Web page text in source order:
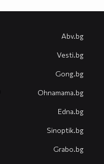
Abv.bg
Vesti.bg
Gong.bg
Оhnamama.bg
Edna.bg
Sinoptik.bg
Grabo.bg